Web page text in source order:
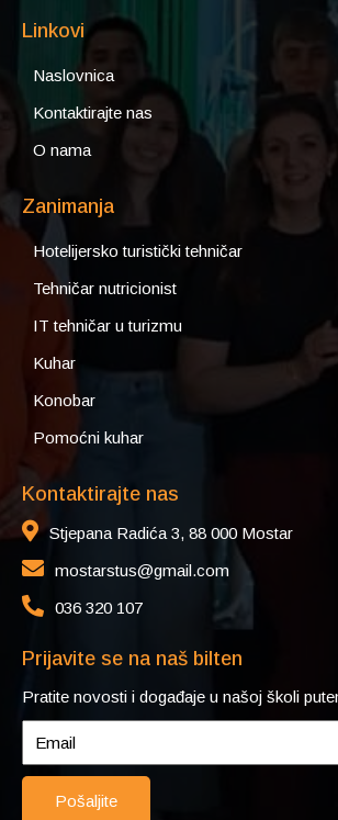
Linkovi
Naslovnica
Kontaktirajte nas
O nama
Zanimanja
Hotelijersko turistički tehničar
Tehničar nutricionist
IT tehničar u turizmu
Kuhar
Konobar
Pomoćni kuhar
Kontaktirajte nas
Stjepana Radića 3, 88 000 Mostar
mostarstus@gmail.com
036 320 107
Prijavite se na naš bilten
Pratite novosti i događaje u našoj školi
Pošaljite